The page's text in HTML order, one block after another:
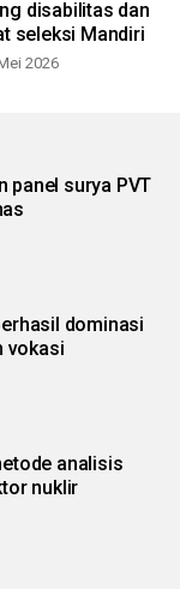
disabilitas dan
seleksi Mandiri
2026
panel surya PVT
dominasi
vokasi
analisis
nuklir